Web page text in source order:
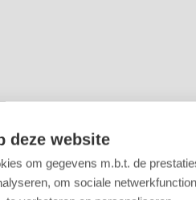
deze website
om gegevens m.b.t. de
om sociale